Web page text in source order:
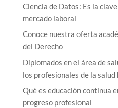
Ciencia de Datos: Es la
mercado laboral
Conoce nuestra oferta
del Derecho
Diplomados en el área de
los profesionales de la salud
Qué es educación continua
progreso profesional